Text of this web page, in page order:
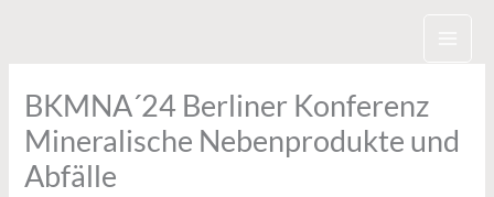
BKMNA´24 Berliner Konferenz
Mineralische Nebenprodukte und
Abfälle